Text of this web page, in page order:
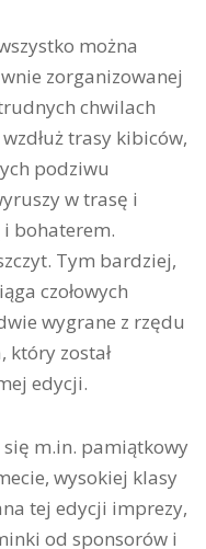
można
zorganizowanej
chwilach
trasy kibiców,
podziwu
w trasę i
i bohaterem.
Tym bardziej,
czołowych
wygrane z rzędu
który został
edycji.
m.in. pamiątkowy
wysokiej klasy
tej edycji imprezy,
od sponsorów i